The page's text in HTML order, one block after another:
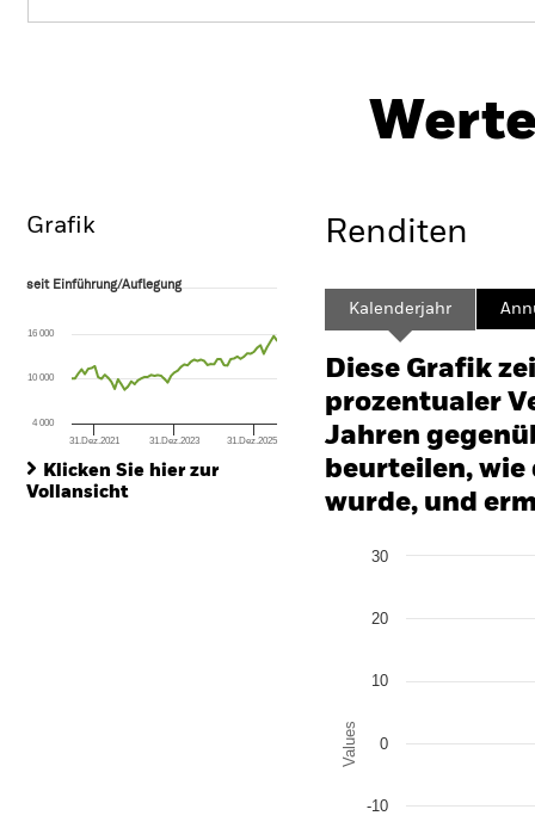
Grafik
seit Einführung/Auflegung
The chart has 1 X axis displaying Time. Range: 2021-05-31 00:00:00 to
The chart has 1 Y axis displaying values. Range: -60 to 120.
seit Einführung/Auflegung
31.Dez.2021 31.Dez.2023 31.Dez.2025
4 000
10 000
16 000
Klicken Sie hier zur
Vollansicht
Renditen
Kalenderjahr
Diese Grafik
prozentualer
Jahren
beurteilen,
wurde, und
Bar chart with 2 data
Values
-10
0
10
20
30